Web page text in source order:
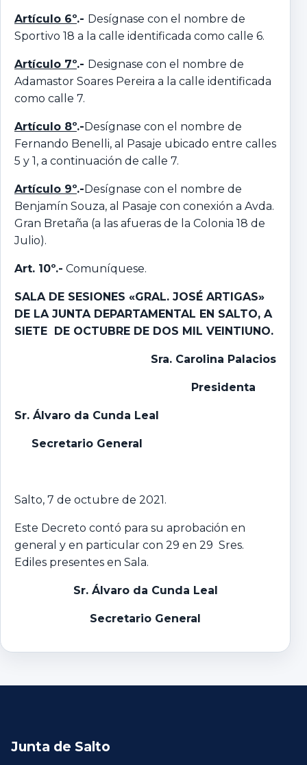
Artículo 6º.- Desígnase con el nombre de
Sportivo 18 a la calle identificada como calle 6.
Artículo 7º.- Designase con el nombre de
Adamastor Soares Pereira a la calle identificada
como calle 7.
Artículo 8º.-Desígnase con el nombre de
Fernando Benelli, al Pasaje ubicado entre calles
5 y 1, a continuación de calle 7.
Artículo 9º.-Desígnase con el nombre de
Benjamín Souza, al Pasaje con conexión a Avda.
Gran Bretaña (a las afueras de la Colonia 18 de
Julio).
Art. 10º.- Comuníquese.
SALA DE SESIONES «GRAL. JOSÉ ARTIGAS»
DE LA JUNTA DEPARTAMENTAL EN SALTO, A
SIETE DE OCTUBRE DE DOS MIL VEINTIUNO.
Sra. Carolina Palacios
Presidenta
Sr. Álvaro da Cunda Leal
Secretario General
Salto, 7 de octubre de 2021.
Este Decreto contó para su aprobación en
general y en particular con 29 en 29 Sres.
Ediles presentes en Sala.
Sr. Álvaro da Cunda Leal
Secretario General
Junta de Salto